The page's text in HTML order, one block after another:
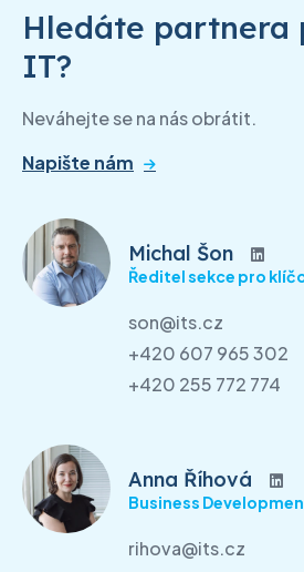
Hledáte partnera
IT?
Neváhejte se na nás obrátit.
Napište nám
Michal Šon
Ředitel sekce pro
son@its.cz
+420 607 965 302
+420 255 772 774
Anna Říhová
Business
rihova@its.cz